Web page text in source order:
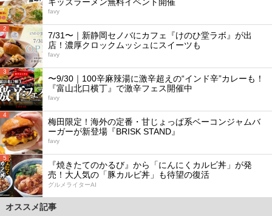
favy
2
7/31〜｜新静岡セノバにカフェ『けのひ堂ラボ』が出
店！濃厚クロックムッシュにスイーツも
favy
3
〜9/30｜100辛麻辣湯に激辛超えの“インド辛”カレーも！
『富山北口横丁』で激辛フェス開催中
favy
4
梅田限定！海外の定番・甘じょっぱ系ベーコンジャムバ
ーガーが新登場『BRISK STAND』
favy
5
『焼きたてのかるび』から「にんにくカルビ丼」が発
売！大人気の「豚カルビ丼」も待望の復活
グルメライターAI
オススメ記事